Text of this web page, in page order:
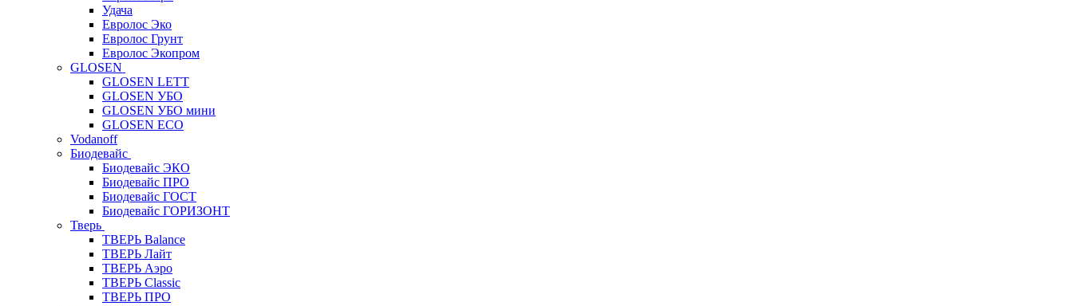
Удача
Евролос Эко
Евролос Грунт
Евролос Экопром
GLOSEN
GLOSEN LETT
GLOSEN УБО
GLOSEN УБО мини
GLOSEN ECO
Vodanoff
Биодевайс
Биодевайс ЭКО
Биодевайс ПРО
Биодевайс ГОСТ
Биодевайс ГОРИЗОНТ
Тверь
ТВЕРЬ Balance
ТВЕРЬ Лайт
ТВЕРЬ Аэро
ТВЕРЬ Classic
ТВЕРЬ ПРО